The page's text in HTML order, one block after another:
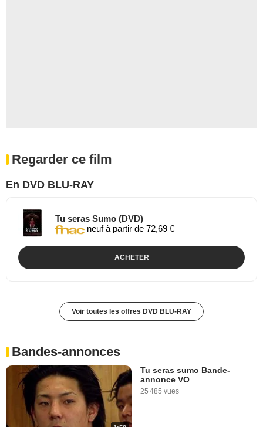
Regarder ce film
En DVD BLU-RAY
Tu seras Sumo (DVD)
neuf à partir de 72,69 €
ACHETER
Voir toutes les offres DVD BLU-RAY
Bandes-annonces
Tu seras sumo Bande-
annonce VO
25 485 vues